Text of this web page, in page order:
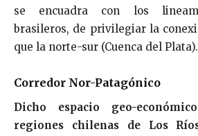
se encuadra con los
brasileros, de privilegiar la
que la norte-sur (Cuenca del Plata).
Corredor Nor-Patagónico
Dicho espacio geo-
regiones chilenas de Los